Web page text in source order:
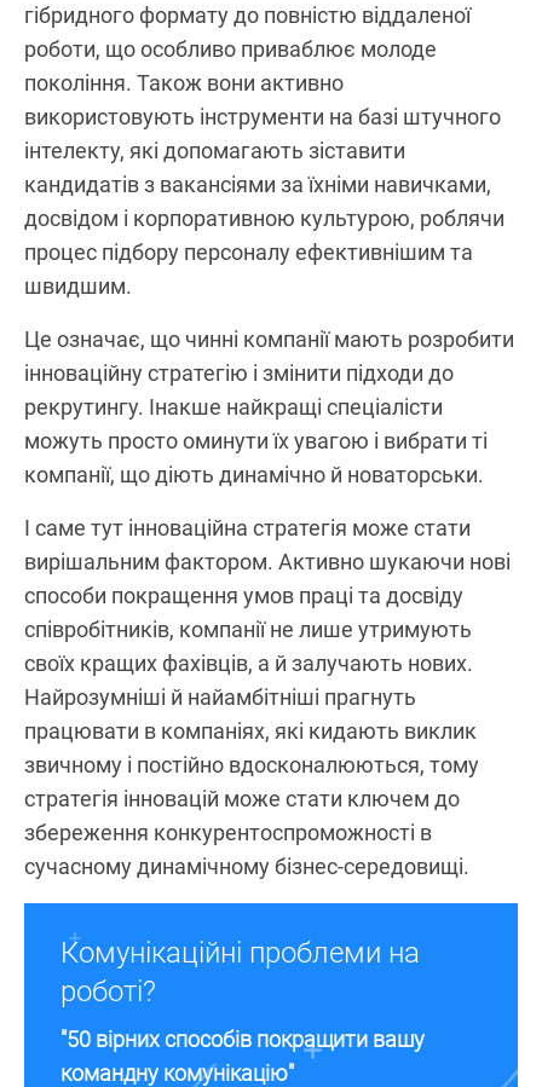
гібридного формату до повністю віддаленої
роботи, що особливо приваблює молоде
покоління. Також вони активно
використовують інструменти на базі штучного
інтелекту, які допомагають зіставити
кандидатів з вакансіями за їхніми навичками,
досвідом і корпоративною культурою, роблячи
процес підбору персоналу ефективнішим та
швидшим.
Це означає, що чинні компанії мають розробити
інноваційну стратегію і змінити підходи до
рекрутингу. Інакше найкращі спеціалісти
можуть просто оминути їх увагою і вибрати ті
компанії, що діють динамічно й новаторськи.
І саме тут інноваційна стратегія може стати
вирішальним фактором. Активно шукаючи нові
способи покращення умов праці та досвіду
співробітників, компанії не лише утримують
своїх кращих фахівців, а й залучають нових.
Найрозумніші й найамбітніші прагнуть
працювати в компаніях, які кидають виклик
звичному і постійно вдосконалюються, тому
стратегія інновацій може стати ключем до
збереження конкурентоспроможності в
сучасному динамічному бізнес-середовищі.
Комунікаційні проблеми на
роботі?
"50 вірних способів покращити вашу
командну комунікацію"